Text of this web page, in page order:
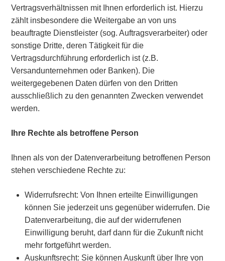
Vertragsverhältnissen mit Ihnen erforderlich ist. Hierzu
zählt insbesondere die Weitergabe an von uns
beauftragte Dienstleister (sog. Auftragsverarbeiter) oder
sonstige Dritte, deren Tätigkeit für die
Vertragsdurchführung erforderlich ist (z.B.
Versandunternehmen oder Banken). Die
weitergegebenen Daten dürfen von den Dritten
ausschließlich zu den genannten Zwecken verwendet
werden.
Ihre Rechte als betroffene Person
Ihnen als von der Datenverarbeitung betroffenen Person
stehen verschiedene Rechte zu:
Widerrufsrecht: Von Ihnen erteilte Einwilligungen
können Sie jederzeit uns gegenüber widerrufen. Die
Datenverarbeitung, die auf der widerrufenen
Einwilligung beruht, darf dann für die Zukunft nicht
mehr fortgeführt werden.
Auskunftsrecht: Sie können Auskunft über Ihre von